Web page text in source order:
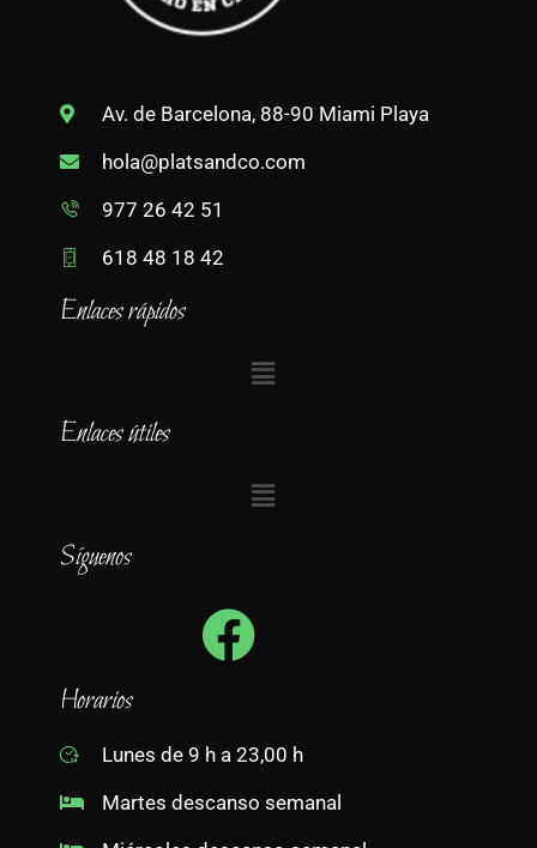
Av. de Barcelona, 88-90 Miami Playa
hola@platsandco.com
977 26 42 51
618 48 18 42
Enlaces rápidos
Enlaces útiles
Síguenos
Horarios
Lunes de 9 h a 23,00 h
Martes descanso semanal